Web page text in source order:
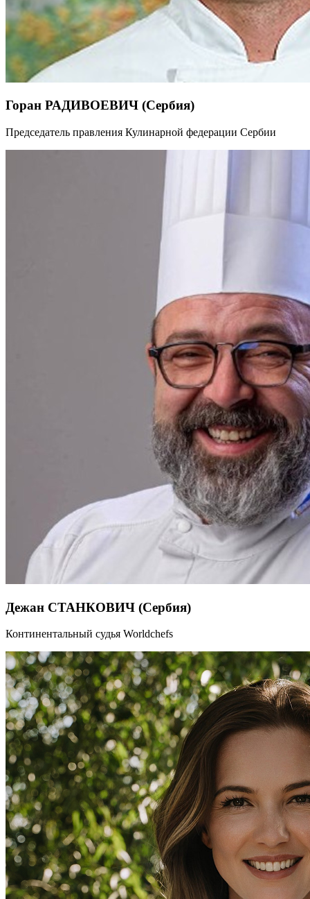
Горан РАДИВОЕВИЧ (Сербия)
Председатель правления Кулинарной федерации Сербии
Дежан СТАНКОВИЧ (Сербия)
Континентальный судья Worldchefs